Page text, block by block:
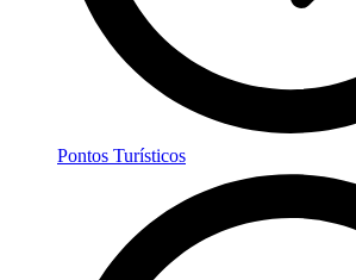
Pontos Turísticos